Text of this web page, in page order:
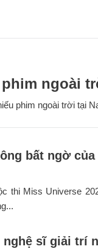
phim ngoài
phim ngoài trời tại
bất ngờ
thi Miss Universe
sĩ giải trí